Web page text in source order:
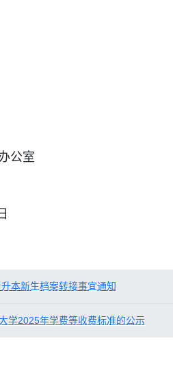
公室
本新生档案转接事宜通知
学2025年学费等收费标准的公示